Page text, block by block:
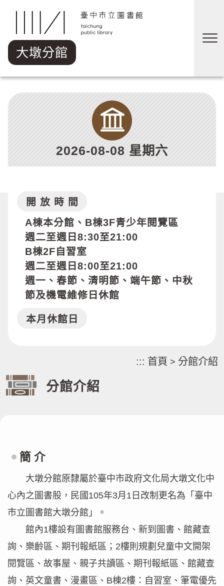
大墩分館
2026-08-08 星期六
開 放 時 間
A棟本分館、B棟3F青少年閱覽區
週二至週日8:30至21:00
B棟2F自習室
週二至週日8:00至21:00
週一、春節、清明節、端午節、中秋
節及機電維修日休館
本月休館日
分館介紹
::: 首頁 > 分館介紹
簡 介
大墩分館原隸屬於臺中市政府文化局大墩文化中
心內之圖書股，民國105年3月1日改制更名為「臺中
市立圖書館大墩分館」。
館內1樓設有圖書館服務台、新到圖書、館藏查
詢、樂齡區、期刊報紙區；2樓則規劃兒童中文開架
閱覽區、故事屋、親子共讀區、期刊報紙區、館藏查
詢、英文童書、漫畫區、B棟2樓：自習室、筆電優先